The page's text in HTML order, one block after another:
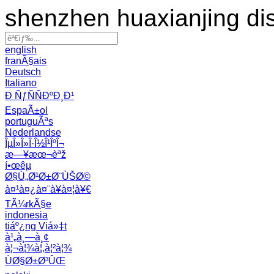
shenzhen huaxianjing
english
franÃ§ais
Deutsch
Italiano
Ð ÑƒÑÑÐºÐ¸Ð¹
EspaÃ±ol
portuguÃªs
Nederlandse
ÎµÎ»Î»Î·Î½Î¹ÎºÎ¬
æ—¥æœ¬èªž
í•œêµ­
Ø§Ù„Ø¹Ø±Ø¨ÙŠØ©
à¤¹à¤¿à¤¨à¥à¤¦à¥€
TÃ¼rkÃ§e
indonesia
tiáº¿ng Viá»‡t
à¹„à¸—à¸¢
à¦¬à¦¾à¦‚à¦²à¦¾
ÙØ§Ø±Ø³ÛŒ